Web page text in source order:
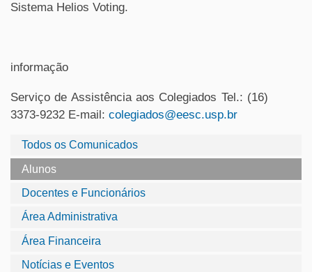
Todos os Comunicados
Alunos
Docentes e Funcionários
Área Administrativa
Área Financeira
Notícias e Eventos
Sistema Helios Voting.
informação
Serviço de Assistência aos Colegiados Tel.: (16)
3373-9232 E-mail: colegiados@eesc.usp.br